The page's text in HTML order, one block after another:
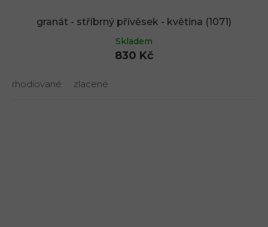
granát - stříbrný přívěsek - květina (1071)
Skladem
830 Kč
rhodiované zlacené